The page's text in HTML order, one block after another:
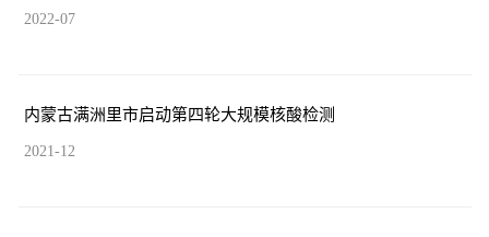
2022-07
内蒙古满洲里市启动第四轮大规模核酸检测
2021-12